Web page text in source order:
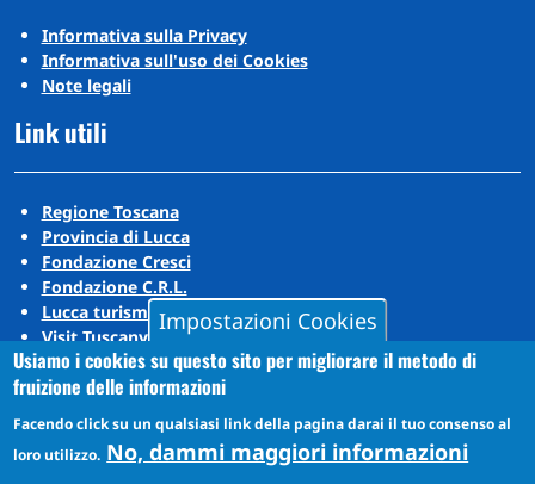
Informativa sulla Privacy
Informativa sull'uso dei Cookies
Note legali
Link utili
Regione Toscana
Provincia di Lucca
Fondazione Cresci
Fondazione C.R.L.
Lucca turismo
Visit Tuscany
Puccini Lands
Social media
Impostazioni Cookies
Usiamo i cookies su questo sito per migliorare il metodo di
fruizione delle informazioni
Facendo click su un qualsiasi link della pagina darai il tuo consenso al
loro utilizzo. No, dammi maggiori informazioni